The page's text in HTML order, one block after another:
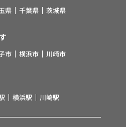
県 千葉県 茨城県
市 横浜市 川崎市
横浜駅 川崎駅